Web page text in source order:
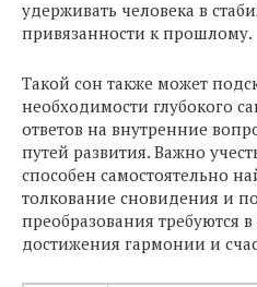
удерживать человека в
привязанности к прошлому.
Такой сон также может
необходимости глубокого
ответов на внутренние
путей развития. Важно
способен самостоятельно
толкование сновидения и
преобразования требуются
достижения гармонии и